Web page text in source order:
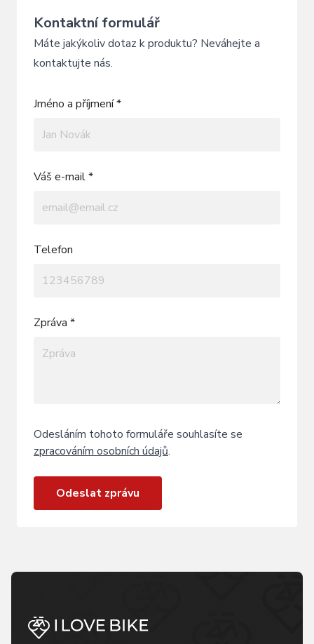
Kontaktní formulář
Máte jakýkoliv dotaz k produktu? Neváhejte a
kontaktujte nás.
Jméno a příjmení *
Váš e-mail *
Telefon
Zpráva *
Odesláním tohoto formuláře souhlasíte se
zpracováním osobních údajů.
Odeslat zprávu